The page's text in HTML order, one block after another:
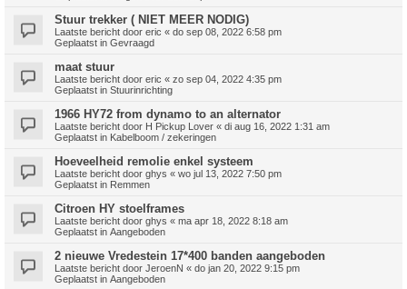
Stuur trekker ( NIET MEER NODIG)
Laatste bericht door eric « do sep 08, 2022 6:58 pm
Geplaatst in Gevraagd
maat stuur
Laatste bericht door eric « zo sep 04, 2022 4:35 pm
Geplaatst in Stuurinrichting
1966 HY72 from dynamo to an alternator
Laatste bericht door H Pickup Lover « di aug 16, 2022 1:31 am
Geplaatst in Kabelboom / zekeringen
Hoeveelheid remolie enkel systeem
Laatste bericht door ghys « wo jul 13, 2022 7:50 pm
Geplaatst in Remmen
Citroen HY stoelframes
Laatste bericht door ghys « ma apr 18, 2022 8:18 am
Geplaatst in Aangeboden
2 nieuwe Vredestein 17*400 banden aangeboden
Laatste bericht door JeroenN « do jan 20, 2022 9:15 pm
Geplaatst in Aangeboden